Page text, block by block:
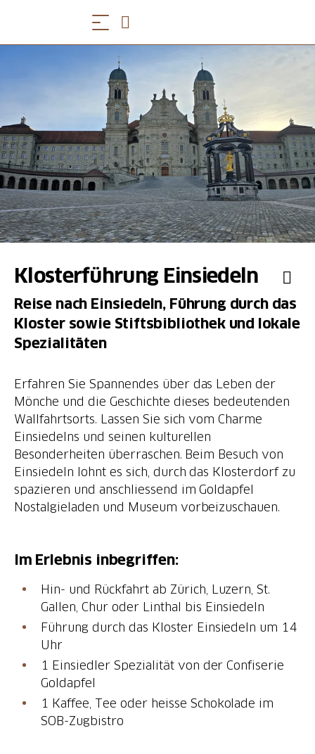
Klosterführung Einsiedeln
Reise nach Einsiedeln, Führung durch das
Kloster sowie Stiftsbibliothek und lokale
Spezialitäten
Erfahren Sie Spannendes über das Leben der
Mönche und die Geschichte dieses bedeutenden
Wallfahrtsorts. Lassen Sie sich vom Charme
Einsiedelns und seinen kulturellen
Besonderheiten überraschen. Beim Besuch von
Einsiedeln lohnt es sich, durch das Klosterdorf zu
spazieren und anschliessend im Goldapfel
Nostalgieladen und Museum vorbeizuschauen.
Im Erlebnis inbegriffen:
Hin- und Rückfahrt ab Zürich, Luzern, St.
Gallen, Chur oder Linthal bis Einsiedeln
Führung durch das Kloster Einsiedeln um 14
Uhr
1 Einsiedler Spezialität von der Confiserie
Goldapfel
1 Kaffee, Tee oder heisse Schokolade im
SOB-Zugbistro